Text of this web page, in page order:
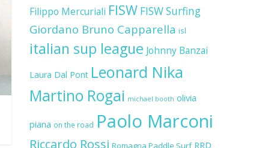
Filippo Mercuriali FISW FISW Surfing
Giordano Bruno Capparella isl
italian sup league Johnny Banzai
Laura Dal Pont Leonard Nika
Martino Rogai michael booth olivia
piana on the road Paolo Marconi
Riccardo Rossi Romagna Paddle Surf RRD